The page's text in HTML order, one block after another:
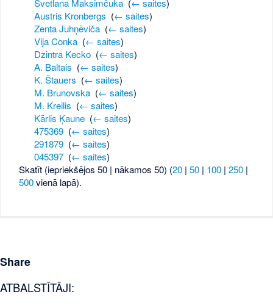
Austris Kronbergs (← saites)
Zenta Juhņēviča‎ (← saites)
Vija Conka‎ (← saites)
Dzintra Kecko‎ (← saites)
A. Baltais (← saites)
K. Štauers (← saites)
M. Brunovska‎ (← saites)
M. Kreilis (← saites)
Kārlis Ķaune‎ (← saites)
475369‎ (← saites)
291879‎ (← saites)
045397‎ (← saites)
Skatīt (iepriekšējos 50 | nākamos 50) (20 |50 | 100 |250 |
500vienā lapā).
Share
ATBALSTĪTĀJI: